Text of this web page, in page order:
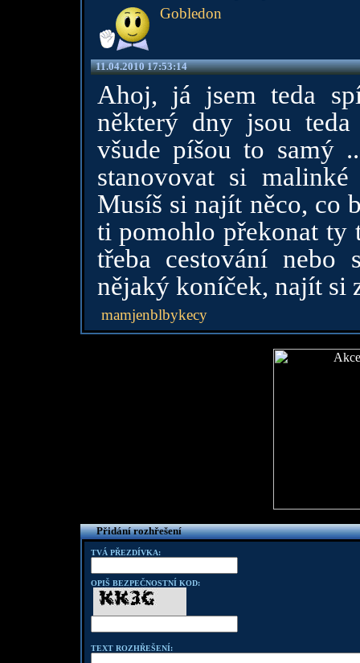
Gobledon
11.04.2010 17:53:14
Ahoj, já jsem teda
některý dny jsou
všude píšou to samý
stanovovat si
Musíš si najít něco, co
ti pomohlo překonat ty
třeba cestování
nějaký koníček, najít si
mamjenblbykecy
Přidání rozhřešení
TVÁ PŘEZDÍVKA:
OPIŠ BEZPEČNOSTNÍ KOD:
TEXT ROZHŘEŠENÍ: